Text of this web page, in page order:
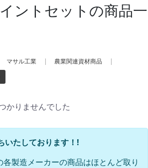
ントセットの商品一
マサル工業 | 農業関連資材商品
|
かりませんでした
いたしております！!
製造メーカーの商品はほとんど取り